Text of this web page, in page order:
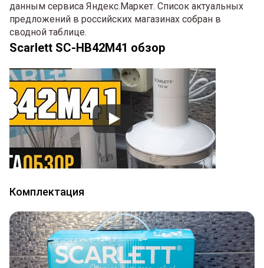
данным сервиса Яндекс.Маркет. Список актуальных
предложений в российских магазинах собран в
сводной таблице.
Scarlett SC-HB42M41 обзор
Комплектация